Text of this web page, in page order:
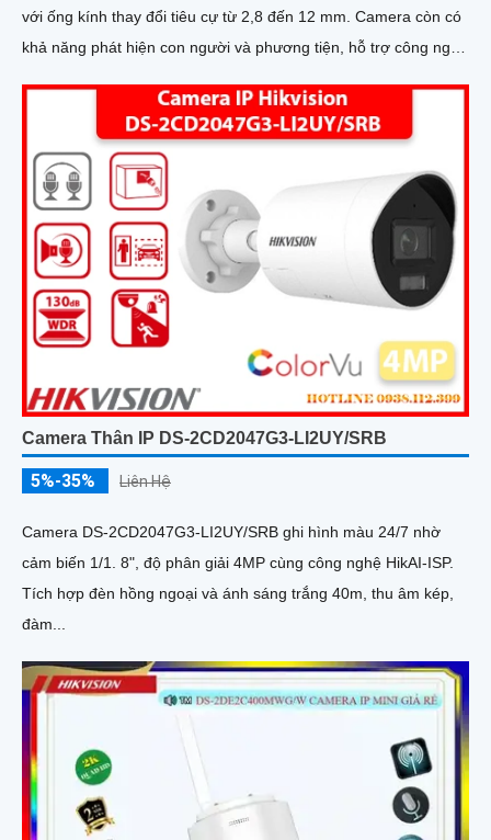
với ống kính thay đổi tiêu cự từ 2,8 đến 12 mm. Camera còn có
khả năng phát hiện con người và phương tiện, hỗ trợ công nghệ
Camera Thân IP DS-2CD2047G3-LI2UY/SRB
5%-35% Liên Hệ
Camera DS-2CD2047G3-LI2UY/SRB ghi hình màu 24/7 nhờ
cảm biến 1/1. 8", độ phân giải 4MP cùng công nghệ HikAI-ISP.
Tích hợp đèn hồng ngoại và ánh sáng trắng 40m, thu âm kép,
đàm...